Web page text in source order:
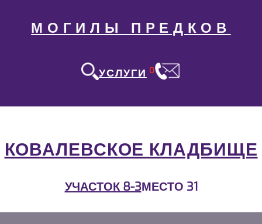
МОГИЛЫ ПРЕДКОВ
УСЛУГИ 0
КОВАЛЕВСКОЕ КЛАДБИЩЕ
УЧАСТОК 8-3МЕСТО 31